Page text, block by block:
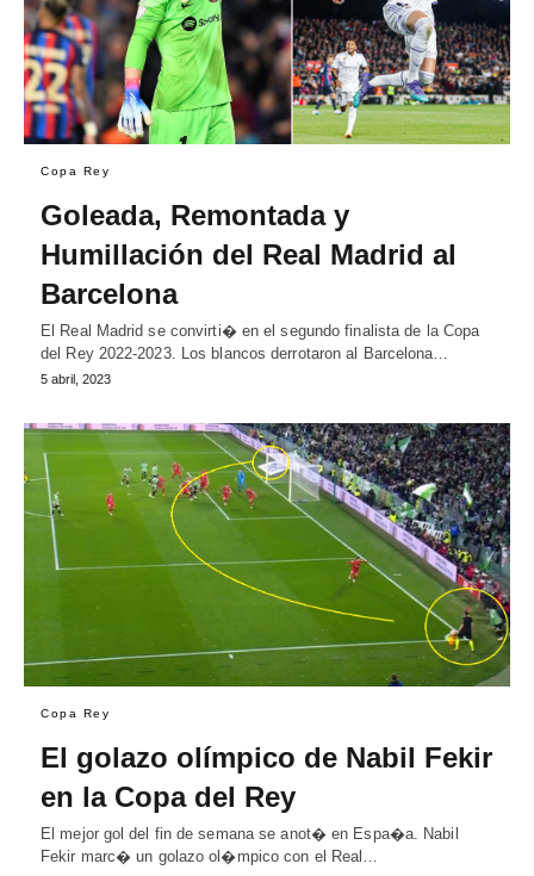
Copa Rey
Goleada, Remontada y
Humillación del Real Madrid al
Barcelona
El Real Madrid se convirti� en el segundo finalista de la Copa
del Rey 2022-2023. Los blancos derrotaron al Barcelona…
5 abril, 2023
Copa Rey
El golazo olímpico de Nabil Fekir
en la Copa del Rey
El mejor gol del fin de semana se anot� en Espa�a. Nabil
Fekir marc� un golazo ol�mpico con el Real…